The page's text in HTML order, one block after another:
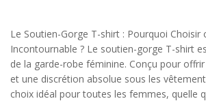
Le Soutien-Gorge T-shirt : Pourquoi Choisir
Incontournable ? Le soutien-gorge T-shirt
de la garde-robe féminine. Conçu pour
et une discrétion absolue sous les
choix idéal pour toutes les femmes, quelle